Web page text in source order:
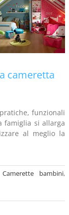
cameretta
funzionali
famiglia si allarga
al meglio la
Camerette bambini,